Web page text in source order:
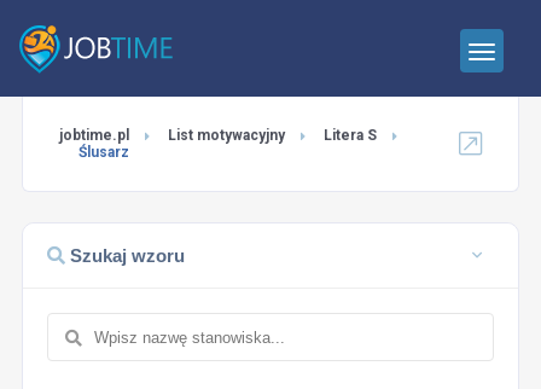
jobtime.pl List motywacyjny
Litera S
Ślusarz
Szukaj wzoru